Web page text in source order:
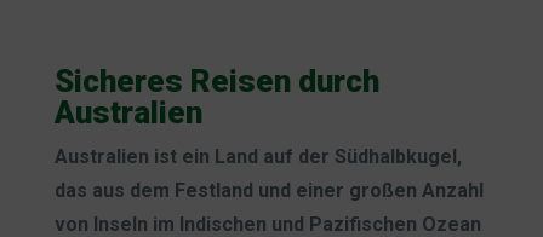
Sicheres Reisen durch
Australien
Australien ist ein Land auf der Südhalbkugel,
das aus dem Festland und einer großen Anzahl
von Inseln im Indischen und Pazifischen Ozean